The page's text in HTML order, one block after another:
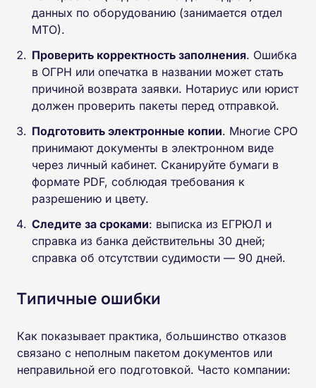
данных по оборудованию (занимается отдел
МТО).
Проверить корректность заполнения. Ошибка
в ОГРН или опечатка в названии может стать
причиной возврата заявки. Нотариус или юрист
должен проверить пакеты перед отправкой.
Подготовить электронные копии. Многие СРО
принимают документы в электронном виде
через личный кабинет. Сканируйте бумаги в
формате PDF, соблюдая требования к
разрешению и цвету.
Следите за сроками: выписка из ЕГРЮЛ и
справка из банка действительны 30 дней;
справка об отсутствии судимости — 90 дней.
Типичные ошибки
Как показывает практика, большинство отказов
связано с неполным пакетом документов или
неправильной его подготовкой. Часто компании: